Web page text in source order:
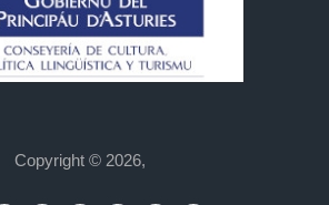
Copyright © 2026,